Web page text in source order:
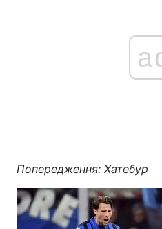
Попередження: Хатебур